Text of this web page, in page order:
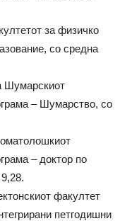
за физичко
со средна
Шумарскиот
– Шумарство, со
– доктор по
факултет
петгодишни